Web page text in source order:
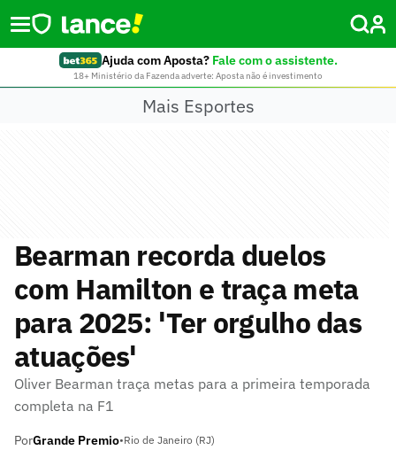
Ajuda com Aposta? Fale com o assistente.
18+ Ministério da Fazenda adverte: Aposta não é investimento
Mais Esportes
Bearman recorda duelos
com Hamilton e traça meta
para 2025: 'Ter orgulho das
atuações'
Oliver Bearman traça metas para a primeira temporada
completa na F1
PorGrande Premio•Rio de Janeiro (RJ)